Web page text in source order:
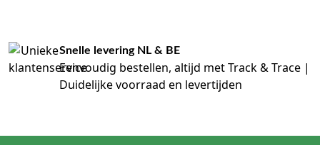
Snelle levering NL & BE
Eenvoudig bestellen, altijd met Track & Trace |
Duidelijke voorraad en levertijden